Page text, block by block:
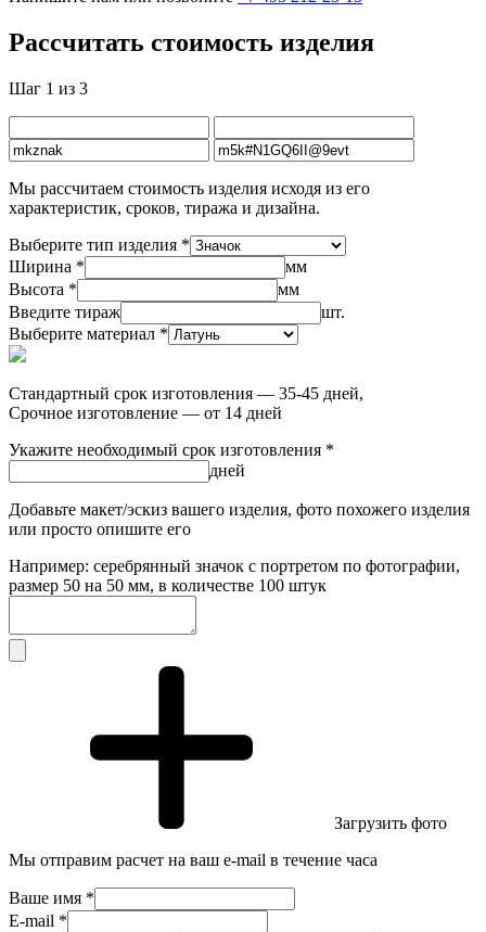
Рассчитать стоимость изделия
Шаг 1 из 3
Мы рассчитаем стоимость изделия исходя из его
характеристик, сроков, тиража и дизайна.
Выберите тип изделия *
Ширина *
мм
Высота *
мм
Введите тираж
шт.
Выберите материал *
Стандартный срок изготовления — 35-45 дней,
Срочное изготовление — от 14 дней
Укажите необходимый срок изготовления *
дней
Добавьте макет/эскиз вашего изделия, фото похожего изделия
или просто опишите его
Например: серебрянный значок с портретом по фотографии,
размер 50 на 50 мм, в количестве 100 штук
Загрузить фото
Мы отправим расчет на ваш e-mail в течение часа
Ваше имя *
E-mail *